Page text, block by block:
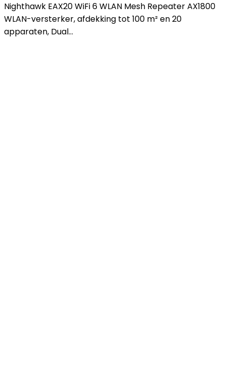
Nighthawk EAX20 WiFi 6 WLAN Mesh Repeater AX1800
WLAN-versterker, afdekking tot 100 m² en 20
apparaten, Dual…